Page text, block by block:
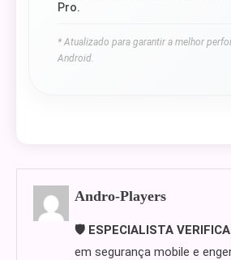
Pro.
* Atualizado para garantir a melhor
Android.
Andro-Players
🛡️ ESPECIALISTA
em segurança mobile e